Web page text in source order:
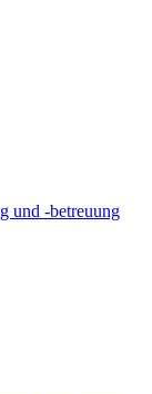
und -betreuung